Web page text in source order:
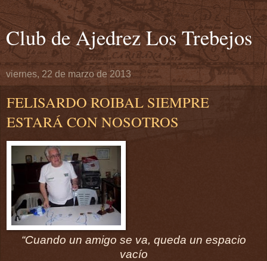
Club de Ajedrez Los Trebejos
viernes, 22 de marzo de 2013
FELISARDO ROIBAL SIEMPRE
ESTARÁ CON NOSOTROS
“Cuando un amigo se va, queda un espacio
vacío